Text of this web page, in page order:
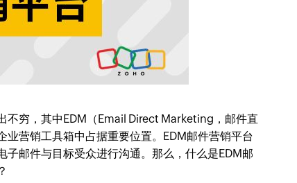
不穷，其中EDM（Email Direct Marketing，邮件直
营销工具箱中占据重要位置。EDM邮件营销平台
邮件与目标受众进行沟通。那么，什么是EDM邮